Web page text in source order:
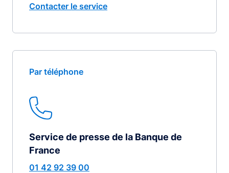
Contacter le service
Par téléphone
Service de presse de la Banque de
France
01 42 92 39 00